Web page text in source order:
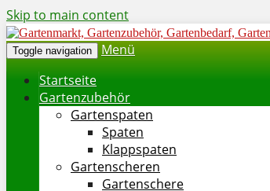
Skip to main content
Toggle navigation
Menü
Startseite
Gartenzubehör
Gartenspaten
Spaten
Klappspaten
Gartenscheren
Gartenschere